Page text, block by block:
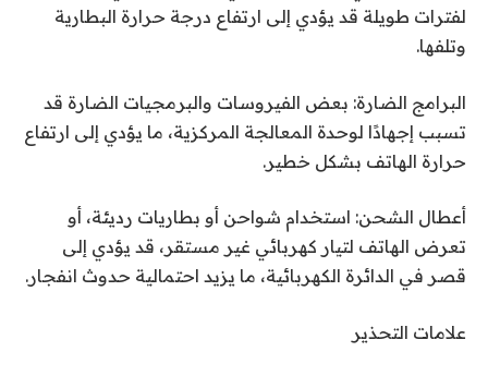
لفترات طويلة قد يؤدي إلى ارتفاع درجة حرارة البطارية
وتلفها.
البرامج الضارة: بعض الفيروسات والبرمجيات الضارة قد
تسبب إجهادًا لوحدة المعالجة المركزية، ما يؤدي إلى ارتفاع
حرارة الهاتف بشكل خطير.
أعطال الشحن: استخدام شواحن أو بطاريات رديئة، أو
تعرض الهاتف لتيار كهربائي غير مستقر، قد يؤدي إلى
قصر في الدائرة الكهربائية، ما يزيد احتمالية حدوث انفجار.
علامات التحذير